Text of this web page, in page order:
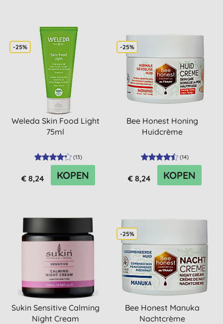
-25%
Weleda Skin Food Light
75ml
(13)
€ 8,24 KOPEN
-25%
Bee Honest Honing
Huidcrème
(14)
€ 8,24 KOPEN
Sukin Sensitive Calming
Night Cream
-25%
Bee Honest Manuka
Nachtcrème